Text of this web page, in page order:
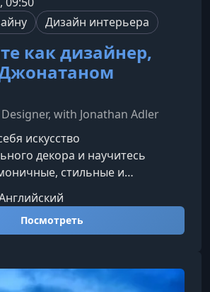
Дизайн интерьера
как дизайнер,
with Jonathan Adler
искусство
декора и научитесь
стильные и
интерьеры вместе с
Этот курс поможет вам
развить художественный
из 13 вдохновляющих эпизодов
Посмотреть